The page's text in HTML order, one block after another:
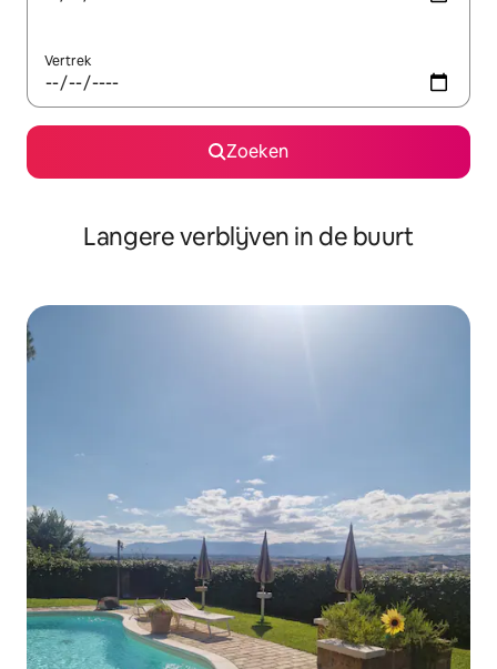
Vertrek
Zoeken
Langere verblijven in de buurt